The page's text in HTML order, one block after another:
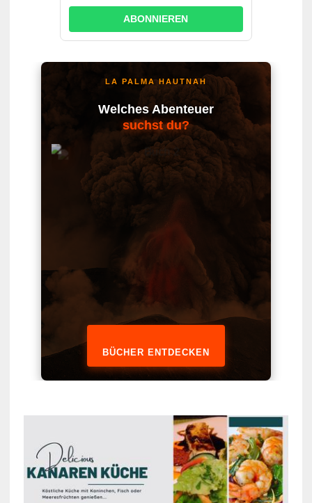
ABONNIEREN
LA PALMA HAUTNAH
Welches Abenteuer
suchst du?
BÜCHER ENTDECKEN